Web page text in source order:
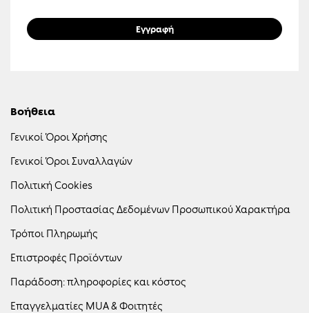
Βοήθεια
Γενικοί Όροι Χρήσης
Γενικοί Όροι Συναλλαγών
Πολιτική Cookies
Πολιτική Προστασίας Δεδομένων Προσωπικού Χαρακτήρα
Τρόποι Πληρωμής
Επιστροφές Προϊόντων
Παράδοση: πληροφορίες και κόστος
Επαγγελματίες MUA & Φοιτητές
αφορά προϊόντα, υπηρεσίες, εκδηλώσεις, προσφορές,
προωθητικές ενέργειες, καθώς και προσωποποιημένο
Εγγραφή